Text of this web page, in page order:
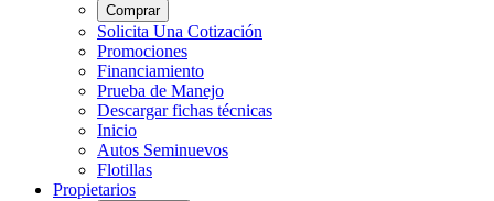
Comprar
Solicita Una Cotización
Promociones
Financiamiento
Prueba de Manejo
Descargar fichas técnicas
Inicio
Autos Seminuevos
Flotillas
Propietarios